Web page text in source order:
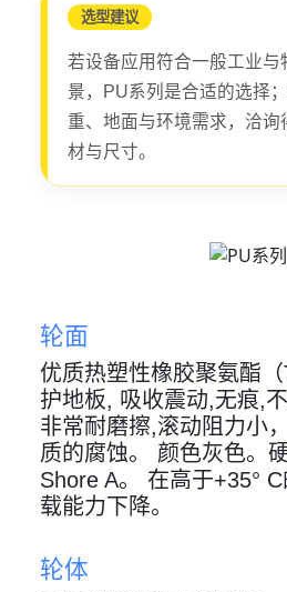
选型建议
若设备应用符合一般工业与
景，PU系列是合适的选择
重、地面与环境需求，洽询
材与尺寸。
轮面
优质热塑性橡胶聚氨酯
护地板, 吸收震动,无痕,
非常耐磨擦,滚动阻力小
质的腐蚀。 颜色灰色。
Shore A。 在高于+35°
载能力下降。
轮体